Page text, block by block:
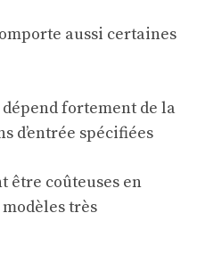
aussi certaines
fortement de la
d’entrée spécifiées
être coûteuses en
très